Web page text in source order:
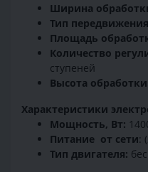
Ширина
Тип
Площадь
Количество
ступеней
Высота
Характеристики
Мощность, Вт:
Питание от сети:
Тип двигателя: